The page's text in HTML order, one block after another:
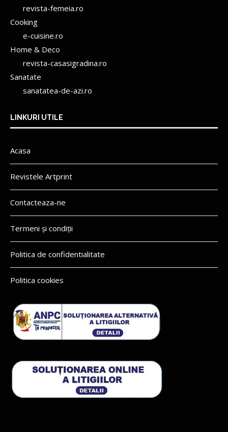
revista-femeia.ro
Cooking
e-cuisine.ro
Home & Deco
revista-casasigradina.ro
Sanatate
sanatatea-de-azi.ro
LINKURI UTILE
Acasa
Revistele Artprint
Contacteaza-ne
Termeni și condiții
Politica de confidentialitate
Politica cookies